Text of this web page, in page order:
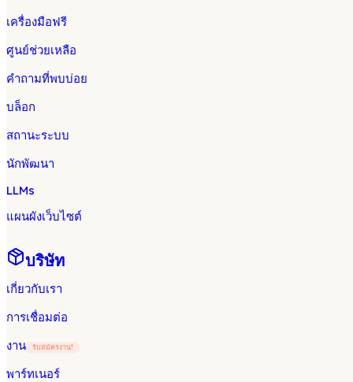
เครื่องมือฟรี
ศูนย์ช่วยเหลือ
คำถามที่พบบ่อย
บล็อก
สถานะระบบ
นักพัฒนา
LLMs
แผนผังเว็บไซต์
บริษัท
เกี่ยวกับเรา
การเชื่อมต่อ
งาน
รับสมัครงาน!
พาร์ทเนอร์